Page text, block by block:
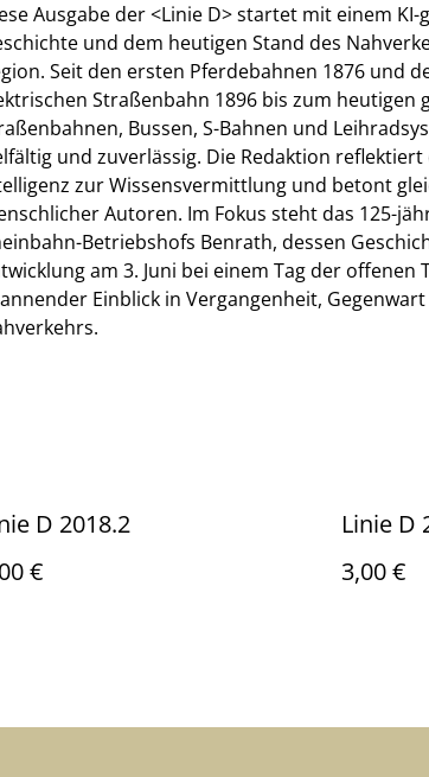
Ausgabe der <Linie D> startet mit einem
und dem heutigen Stand des
Seit den ersten Pferdebahnen 1876 und
Straßenbahn 1896 bis zum heutigen
Bussen, S-Bahnen und
und zuverlässig. Die Redaktion
zur Wissensvermittlung und betont
Autoren. Im Fokus steht das 125-
Betriebshofs Benrath, dessen
am 3. Juni bei einem Tag der offenen
Einblick in Vergangenheit,
D 2018.2
€
Linie D
3,00 €